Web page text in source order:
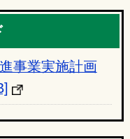
事業実施計画